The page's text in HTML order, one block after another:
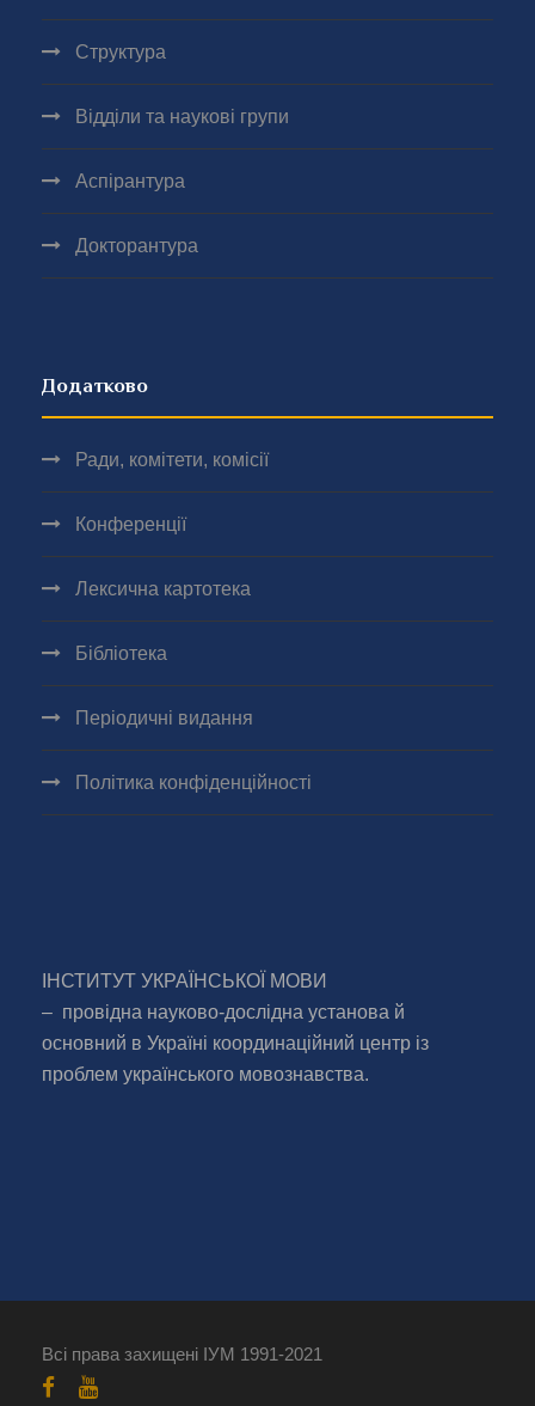
Структура
Відділи та наукові групи
Аспірантура
Докторантура
Додатково
Ради, комітети, комісії
Конференції
Лексична картотека
Бібліотека
Періодичні видання
Політика конфіденційності
ІНСТИТУТ УКРАЇНСЬКОЇ МОВИ
– провідна науково-дослідна установа й
основний в Україні координаційний центр із
проблем українського мовознавства.
Всі права захищені ІУМ 1991-2021